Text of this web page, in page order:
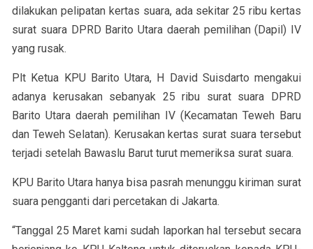
dilakukan pelipatan kertas suara, ada sekitar 25 ribu kertas
surat suara DPRD Barito Utara daerah pemilihan (Dapil) IV
yang rusak.
Plt Ketua KPU Barito Utara, H David Suisdarto mengakui
adanya kerusakan sebanyak 25 ribu surat suara DPRD
Barito Utara daerah pemilihan IV (Kecamatan Teweh Baru
dan Teweh Selatan). Kerusakan kertas surat suara tersebut
terjadi setelah Bawaslu Barut turut memeriksa surat suara.
KPU Barito Utara hanya bisa pasrah menunggu kiriman surat
suara pengganti dari percetakan di Jakarta.
“Tanggal 25 Maret kami sudah laporkan hal tersebut secara